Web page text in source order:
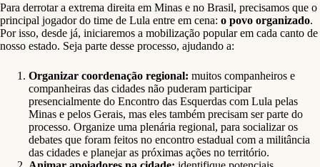
Para derrotar a extrema direita em Minas e no Brasil, precisamos que o
principal jogador do time de Lula entre em cena: o povo organizado.
Por isso, desde já, iniciaremos a mobilização popular em cada canto de
nosso estado. Seja parte desse processo, ajudando a:
Organizar coordenação regional: muitos companheiros e
companheiras das cidades não puderam participar
presencialmente do Encontro das Esquerdas com Lula pelas
Minas e pelos Gerais, mas eles também precisam ser parte do
processo. Organize uma plenária regional, para socializar os
debates que foram feitos no encontro estadual com a militância
das cidades e planejar as próximas ações no território.